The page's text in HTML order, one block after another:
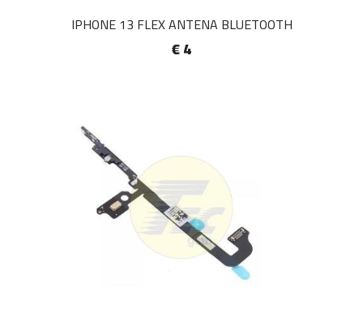
IPHONE 13 FLEX ANTENA BLUETOOTH
€ 4